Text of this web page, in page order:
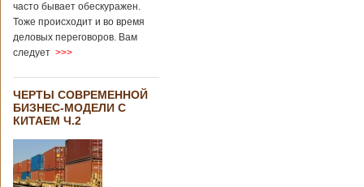
часто бывает обескуражен.
Тоже происходит и во время
деловых переговоров. Вам
следует >>>
ЧЕРТЫ СОВРЕМЕННОЙ
БИЗНЕС-МОДЕЛИ С
КИТАЕМ Ч.2